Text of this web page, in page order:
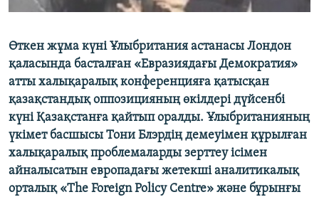
Өткен жұма күні Ұлыбритания астанасы Лондон
қаласында басталған «Евразиядағы Демократия»
атты халықаралық конференцияға қатысқан
қазақстандық оппозицияның өкілдері дүйсенбі
күні Қазақстанға қайтып оралды. Ұлыбританияның
үкімет басшысы Тони Блэрдің демеуімен құрылған
халықаралық проблемаларды зерттеу ісімен
айналысатын европадағы жетекші аналитикалық
орталық «The Foreign Policy Centre» және бұрынғы